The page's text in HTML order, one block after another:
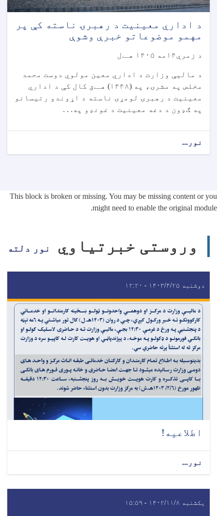
د اداري معینیت د رهبرۍ ناسته کې پر
مهمو موضوعاتو خبرې وشوې
د زمري۱۴مه ۱۴۰۵ هـ.ل
د مالیې وزارت د اداري معین مولوي دوست محمد
مخلص په مشرۍ، په (۱۴۴۸) هـ.ق کال کې د اداري
معینیت د رهبرۍ لومړۍ ناسته د اړوندو رئیسانو
په ګډون د دغه معینیت د غونډو په. . .
نور...
This block is broken or missing. You may be missing content or you
might need to enable the original module.
وروستی خبرتیاوي نور دلته
دوشنبه ۱۴۰۳/۴/۲۵ - ۱۲:۲۰
اطلاعیه!
نور...
یکشنبه ۱۴۰۲/۱۱/۸ - ۱۵:۵۹